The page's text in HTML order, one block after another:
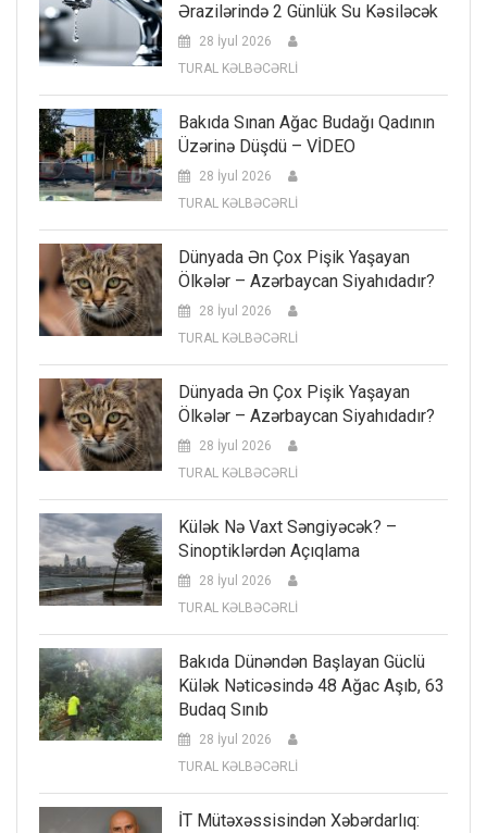
Ərazilərində 2 Günlük Su Kəsiləcək
28 İyul 2026
TURAL KƏLBƏCƏRLİ
Bakıda Sınan Ağac Budağı Qadının
Üzərinə Düşdü – VİDEO
28 İyul 2026
TURAL KƏLBƏCƏRLİ
Dünyada Ən Çox Pişik Yaşayan
Ölkələr – Azərbaycan Siyahıdadır?
28 İyul 2026
TURAL KƏLBƏCƏRLİ
Dünyada Ən Çox Pişik Yaşayan
Ölkələr – Azərbaycan Siyahıdadır?
28 İyul 2026
TURAL KƏLBƏCƏRLİ
Külək Nə Vaxt Səngiyəcək? –
Sinoptiklərdən Açıqlama
28 İyul 2026
TURAL KƏLBƏCƏRLİ
Bakıda Dünəndən Başlayan Güclü
Külək Nəticəsində 48 Ağac Aşıb, 63
Budaq Sınıb
28 İyul 2026
TURAL KƏLBƏCƏRLİ
İT Mütəxəssisindən Xəbərdarlıq: